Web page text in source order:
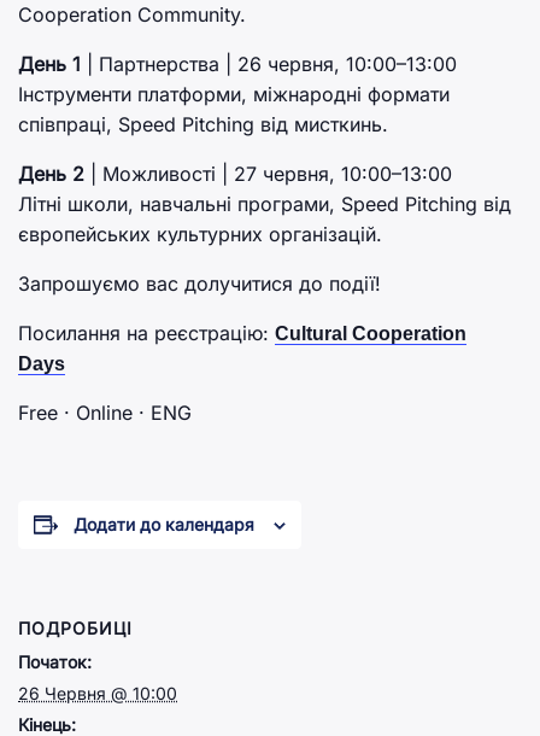
Cooperation Community.
День 1 | Партнерства | 26 червня, 10:00–13:00
Інструменти платформи, міжнародні формати
співпраці, Speed Pitching від мисткинь.
День 2 | Можливості | 27 червня, 10:00–13:00
Літні школи, навчальні програми, Speed Pitching від
європейських культурних організацій.
Запрошуємо вас долучитися до події!
Посилання на реєстрацію: Cultural Cooperation
Days
Free · Online · ENG
Додати до календаря
ПОДРОБИЦІ
Початок:
26 Червня @ 10:00
Кінець: